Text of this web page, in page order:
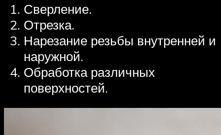
Сверление.
Отрезка.
Нарезание резьбы внутренней и
наружной.
Обработка различных
поверхностей.